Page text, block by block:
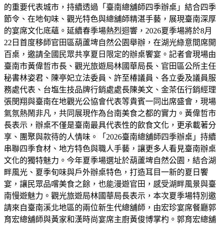
的重要代表城市，持續透過「臺南總舖師四季辦桌」結合四季
節令、在地旬味、觀光特色與總舖師精湛手藝，展現臺南深厚
的宴席文化底蘊。延續春季場熱烈迴響，2026夏季場將於8月
22日首度移師官田區葫蘆埤自然公園舉辦，在湖光綠意間席開
百桌，邀請全國民眾共享夏日限定的辦桌饗宴。記者會現場由
臺南市黃偉哲市長、觀光旅遊局林國華局長、官田區公所主任
秘書林姿君、陳亭妃立法委員、許至椿議員、各立委及議員服
務處代表、台塩生技品牌行銷處處長陳美文、金茶伍行銷經理
張閔翔與臺南在地觀光公協會代表等貴賓一同出席盛會，現場
氣氛熱鬧非凡，共同展現作為台南美食之都的實力。黃偉哲市
長表示，辦桌不僅是臺南最具代表性的飲食文化，更承載著分
享、團聚與款待的人情味。「2026臺南總舖師四季辦桌」持續
串聯四季食材、地方特色與職人手藝，讓更多人看見臺南辦桌
文化的獨特魅力。今年夏季場選址於葫蘆埤自然公園，結合湖
畔風光、夏季旬味與戶外辦桌特色，打造耳目一新的夏日饗
宴，讓民眾品嚐美食之餘，也能漫遊官田，感受湖畔風景與臺
南慢遊魅力。觀光旅遊局林國華局長表示，本次夏季場特別邀
請來自臺南溪北地區的兩位新生代總舖師，由宏珍宴席餐廳郭
育宏總舖師與黃家和漢時尚宴席主廚黃俊博掌杓。郭育宏總舖